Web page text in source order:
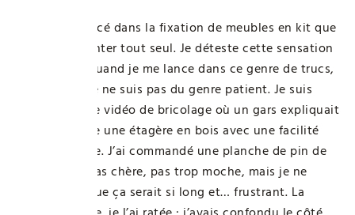
Je me suis lancé dans la fixation de meubles en kit que
je voulais monter tout seul. Je déteste cette sensation
de désordre quand je me lance dans ce genre de trucs,
surtout que je ne suis pas du genre patient. Je suis
tombé sur une vidéo de bricolage où un gars expliquait
comment faire une étagère en bois avec une facilité
déconcertante. J’ai commandé une planche de pin de
chez Casto, pas chère, pas trop moche, mais je ne
pensais pas que ça serait si long et… frustrant. La